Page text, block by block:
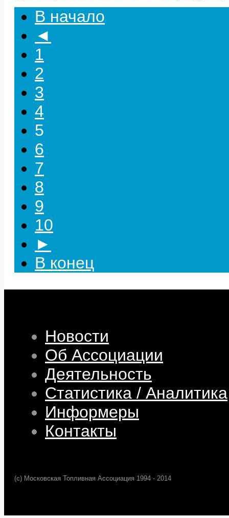
В начало
◄
1
2
3
4
5
6
7
8
9
10
►
В конец
Новости
Об Ассоциации
Деятельность
Статистика / Аналитика
Информеры
Контакты
(c) Московская Топливная Ассоциация 1994 - 2014